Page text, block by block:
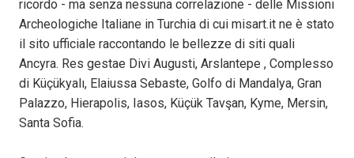
ricordo - ma senza nessuna correlazione - delle Missioni
Archeologiche Italiane in Turchia di cui misart.it ne è stato
il sito ufficiale raccontando le bellezze di siti quali
Ancyra. Res gestae Divi Augusti, Arslantepe , Complesso
di Küçükyalı, Elaiussa Sebaste, Golfo di Mandalya, Gran
Palazzo, Hierapolis, Iasos, Küçük Tavşan, Kyme, Mersin,
Santa Sofia.